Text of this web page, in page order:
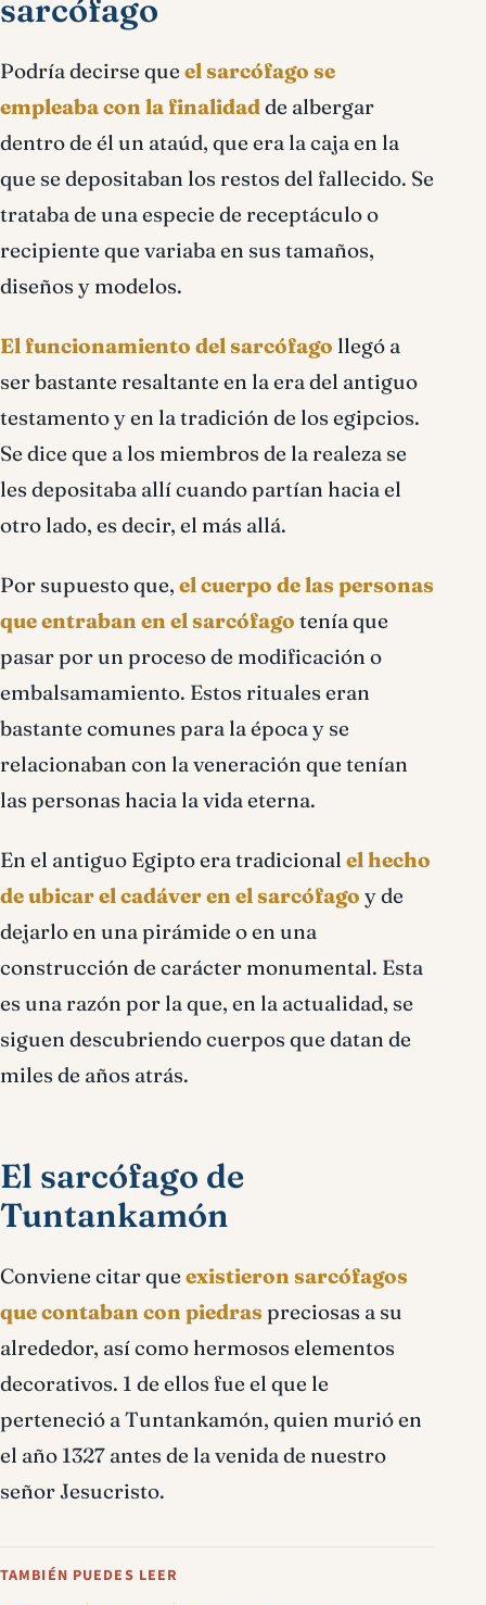
sarcófago
Podría decirse que el sarcófago se
empleaba con la finalidadde albergar
dentro de él un ataúd, que era la caja en la
que se depositaban los restos del fallecido. Se
trataba de una especie de receptáculo o
recipiente que variaba en sus tamaños,
diseños y modelos.
El funcionamiento del sarcófago llegó a
ser bastante resaltante en la era del antiguo
testamento y en la tradición de los egipcios.
Se dice que a los miembros de la realeza se
les depositaba allí cuando partían hacia el
otro lado, es decir, el más allá.
Por supuesto que, el cuerpo de las personas
que entraban en el sarcófago tenía que
pasar por un proceso de modificación o
embalsamamiento. Estos rituales eran
bastante comunes para la época y se
relacionaban con la veneración que tenían
las personas hacia la vida eterna.
En el antiguo Egipto era tradicional el hecho
de ubicar el cadáver en el sarcófago y de
dejarlo en una pirámide o en una
construcción de carácter monumental. Esta
es una razón por la que, en la actualidad, se
siguen descubriendo cuerpos que datan de
miles de años atrás.
El sarcófago de
Tuntankamón
Conviene citar que existieron sarcófagos
que contaban con piedras preciosas a su
alrededor, así como hermosos elementos
decorativos. 1 de ellos fue el que le
perteneció a Tuntankamón, quien murió en
el año 1327 antes de la venida de nuestro
señor Jesucristo.
TAMBIÉN PUEDES LEER